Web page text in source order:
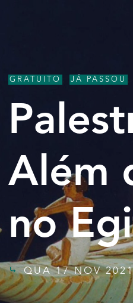
GRATUITO JÁ PASSOU
Além
no
QUA 17 NOV